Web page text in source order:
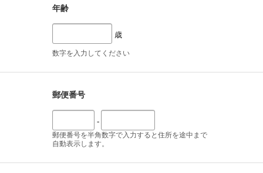
年齢
歳
数字を入力してください
郵便番号
-
郵便番号を半角数字で入力すると住所を途中まで
自動表示します。